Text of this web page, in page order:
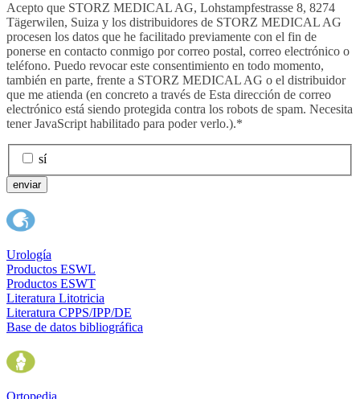
Acepto que STORZ MEDICAL AG, Lohstampfestrasse 8, 8274
Tägerwilen, Suiza y los distribuidores de STORZ MEDICAL AG
procesen los datos que he facilitado previamente con el fin de
ponerse en contacto conmigo por correo postal, correo electrónico o
teléfono. Puedo revocar este consentimiento en todo momento,
también en parte, frente a STORZ MEDICAL AG o el distribuidor
que me atienda (en concreto a través de Esta dirección de correo
electrónico está siendo protegida contra los robots de spam. Necesita
tener JavaScript habilitado para poder verlo.).*
sí
enviar
Urología
Productos ESWL
Productos ESWT
Literatura Litotricia
Literatura CPPS/IPP/DE
Base de datos bibliográfica
Ortopedia